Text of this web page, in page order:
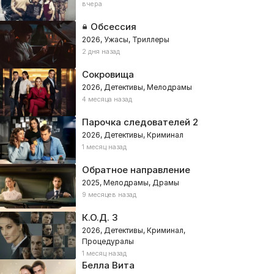
вчера
Обсессия
2026, Ужасы, Триллеры
2 дня назад
Сокровища
2026, Детективы, Мелодрамы
4 месяца назад
Парочка следователей 2
2026, Детективы, Криминал
1 месяц назад
Обратное направление
2025, Мелодрамы, Драмы
9 месяцев назад
К.О.Д. 3
2026, Детективы, Криминал,
Процедуралы
1 месяц назад
Белла Вита